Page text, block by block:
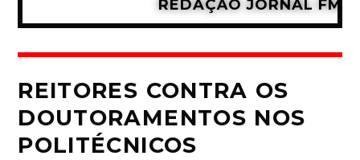
REDAÇÃO JORNAL FM
REITORES CONTRA OS
DOUTORAMENTOS NOS
POLITÉCNICOS